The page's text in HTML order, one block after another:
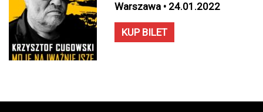
Warszawa • 24.01.2022
KUP BILET